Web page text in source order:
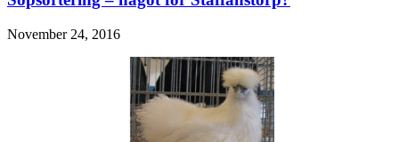
November 24, 2016